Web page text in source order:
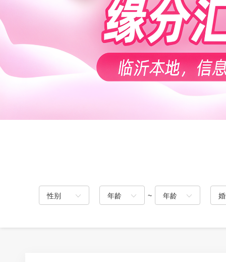
性别 年龄 ~ 年龄